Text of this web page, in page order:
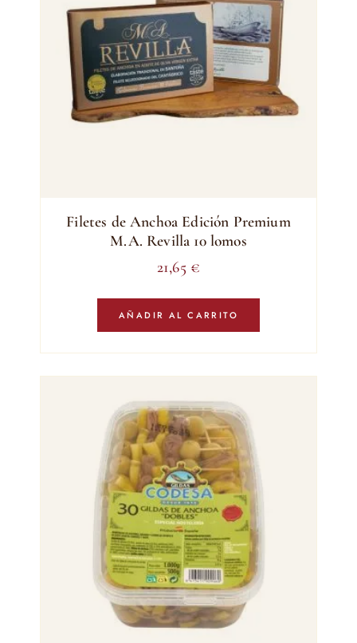
Filetes de Anchoa Edición Premium
M.A. Revilla 10 lomos
21,65 €
AÑADIR AL CARRITO